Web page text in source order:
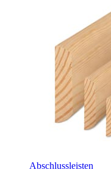
Abschlussleisten